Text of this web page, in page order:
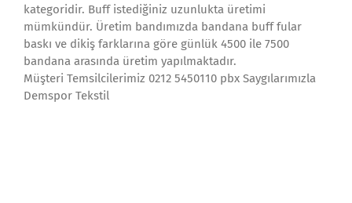
kategoridir. Buff istediğiniz uzunlukta üretimi
mümkündür. Üretim bandımızda bandana buff fular
baskı ve dikiş farklarına göre günlük 4500 ile 7500
bandana arasında üretim yapılmaktadır.
Müşteri Temsilcilerimiz 0212 5450110 pbx Saygılarımızla
Demspor Tekstil